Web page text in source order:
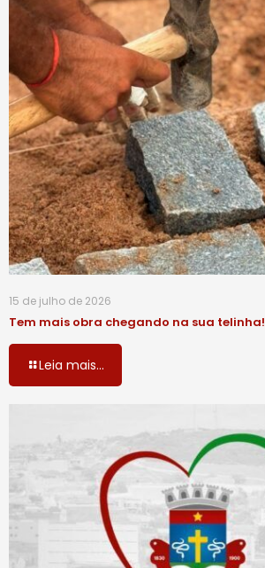
15 de julho de 2026
Tem mais obra chegando na sua telinha!
Leia mais...